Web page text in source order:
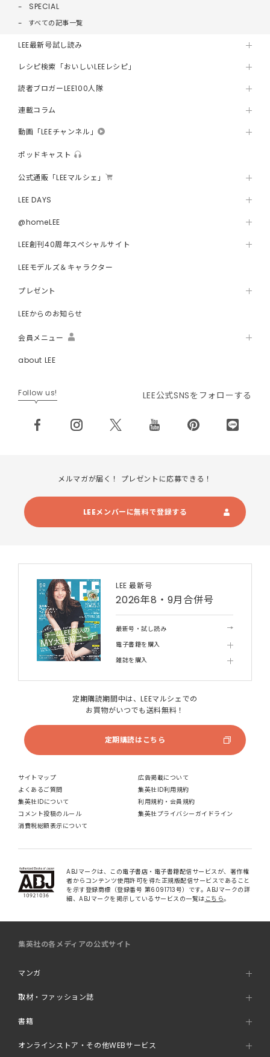
SPECIAL
すべての記事一覧
LEE最新号試し読み
レシピ検索「おいしいLEEレシピ」
読者ブロガーLEE100人隊
連載コラム
動画「LEEチャンネル」
ポッドキャスト
公式通販「LEEマルシェ」
LEE DAYS
@homeLEE
LEE創刊40周年スペシャルサイト
LEEモデルズ＆キャラクター
プレゼント
LEEからのお知らせ
会員メニュー
about LEE
Follow us! LEE公式SNSをフォローする
メルマガが届く！ プレゼントに応募できる！
LEEメンバーに無料で登録する
LEE 最新号
2026年8・9月合併号
最新号・試し読み
電子書籍を購入
雑誌を購入
定期購読期間中は、LEEマルシェでの
お買物がいつでも送料無料！
定期購読はこちら
サイトマップ
広告掲載について
よくあるご質問
集英社ID利用規約
集英社IDについて
利用規約・会員規約
コメント投稿のルール
集英社プライバシーガイドライン
消費税総額表示について
ABJマークは、この電子書店・電子書籍配信サービスが、著作権
者からコンテンツ使用許可を得た正規版配信サービスであること
を示す登録商標（登録番号 第6091713号）です。ABJマークの詳
細、ABJマークを掲示しているサービスの一覧は こちら。
集英社の各メディアの公式サイト
マンガ
取材・ファッション誌
書籍
オンラインストア・その他WEBサービス